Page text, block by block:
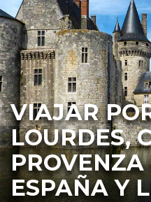
VIAJAR
LOURDES,
PROVENZA
ESPAÑA Y